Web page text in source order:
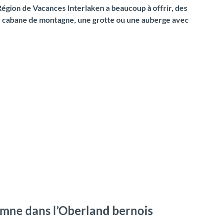
de Vacances Interlaken a beaucoup à offrir, des
de montagne, une grotte ou une auberge avec
dans l’Oberland bernois